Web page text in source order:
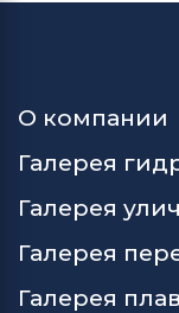
О компании
Галерея
Галерея
Галерея
Галерея